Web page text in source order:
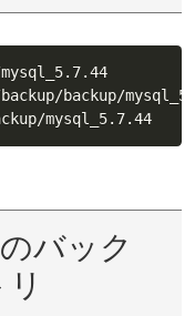
mysql_5.7.44
バック